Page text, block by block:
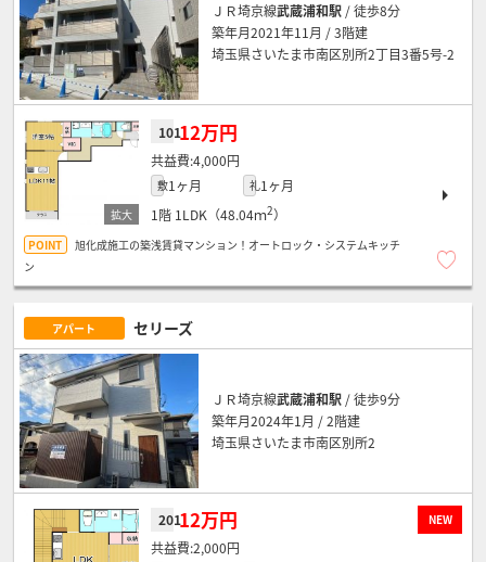
ＪＲ埼京線武蔵浦和駅 / 徒歩8分
築年月2021年11月 / 3階建
埼玉県さいたま市南区別所2丁目3番5号-2
10112万円
4,000円
敷1ヶ月 礼1ヶ月
1階 1LDK（48.04ｍ2）
旭化成施工の築浅賃貸マンション！オートロック・システムキッチ
ン
アパート セリーズ
ＪＲ埼京線武蔵浦和駅 / 徒歩9分
築年月2024年1月 / 2階建
埼玉県さいたま市南区別所2
NEW
20112万円
2,000円